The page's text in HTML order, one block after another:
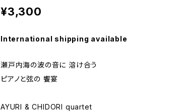
¥3,300
International shipping available
瀬戸内海の波の音に 溶け合う
ピアノと弦の 饗宴
AYURI & CHIDORI quartet